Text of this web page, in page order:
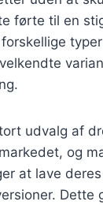
førte til en
udvalg af
og
at lave
Dette